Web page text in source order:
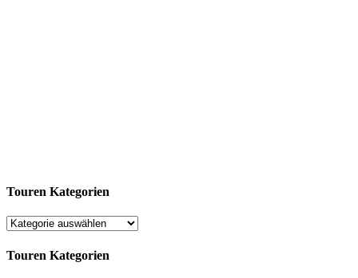
Touren Kategorien
Touren Kategorien